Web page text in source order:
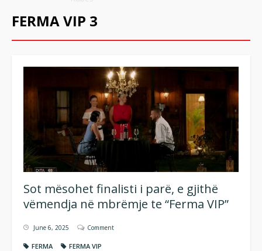
FERMA VIP 3
Sot mësohet finalisti i parë, e gjithë
vëmendja në mbrëmje te “Ferma VIP”
June 6, 2025 Comment
FERMA FERMA VIP